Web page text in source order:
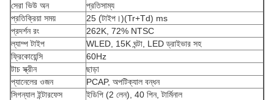
সেরা ভিউ অন
প্রতিসাম্য
প্রতিক্রিয়া সময়
25 (টাইপ।)(Tr+Td) ms
প্রদর্শন রং
262K, 72% NTSC
ল্যাম্প টাইপ
WLED, 15K ঘন্টা, LED ড্রাইভার সহ
ফ্রিকোয়েন্সি
60Hz
টাচ স্ক্রীন
ছাড়া
প্যানেলের ওজন
PCAP, অপটিক্যাল বন্ধন
সিগন্যাল ইন্টারফেস
ইডিপি (2 লেন), 40 পিন, টার্মিনাল